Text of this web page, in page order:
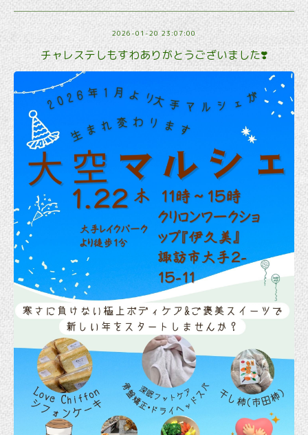
2026-01-20 23:07:00
チャレステしもすわありがとうございました❣️